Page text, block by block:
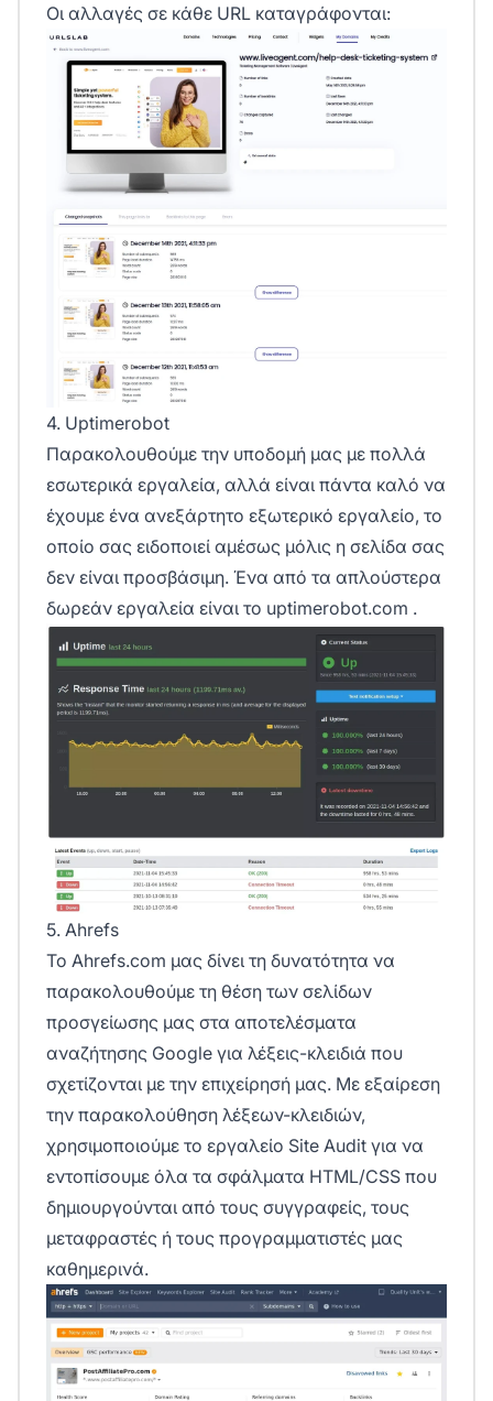
Οι αλλαγές σε κάθε URL καταγράφονται:
4. Uptimerobot
Παρακολουθούμε την υποδομή μας με πολλά
εσωτερικά εργαλεία, αλλά είναι πάντα καλό να
έχουμε ένα ανεξάρτητο εξωτερικό εργαλείο, το
οποίο σας ειδοποιεί αμέσως μόλις η σελίδα σας
δεν είναι προσβάσιμη. Ένα από τα απλούστερα
δωρεάν εργαλεία είναι το uptimerobot.com .
5. Ahrefs
Το Ahrefs.com μας δίνει τη δυνατότητα να
παρακολουθούμε τη θέση των σελίδων
προσγείωσης μας στα αποτελέσματα
αναζήτησης Google για λέξεις-κλειδιά που
σχετίζονται με την επιχείρησή μας. Με εξαίρεση
την παρακολούθηση λέξεων-κλειδιών,
χρησιμοποιούμε το εργαλείο Site Audit για να
εντοπίσουμε όλα τα σφάλματα HTML/CSS που
δημιουργούνται από τους συγγραφείς, τους
μεταφραστές ή τους προγραμματιστές μας
καθημερινά.